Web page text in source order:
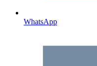
WhatsApp